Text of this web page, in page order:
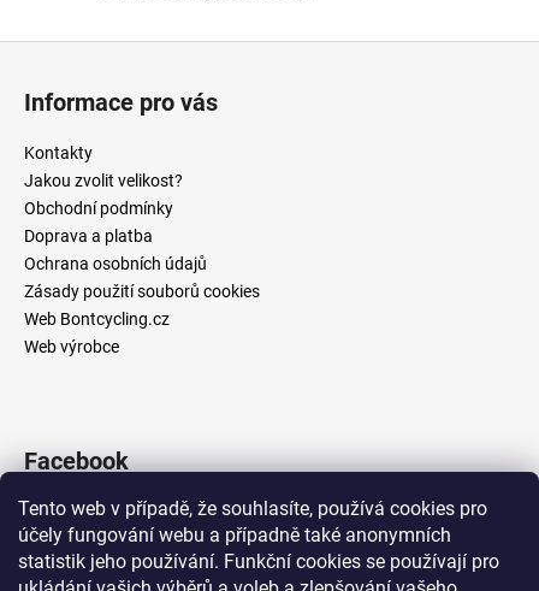
Tento web v případě, že souhlasíte, používá cookies pro
účely fungování webu a případně také anonymních
statistik jeho používání. Funkční cookies se používají pro
Informace pro vás
Kontakty
Jakou zvolit velikost?
Obchodní podmínky
Doprava a platba
Ochrana osobních údajů
Zásady použití souborů cookies
Web Bontcycling.cz
Web výrobce
Facebook
Přijímáme online platby